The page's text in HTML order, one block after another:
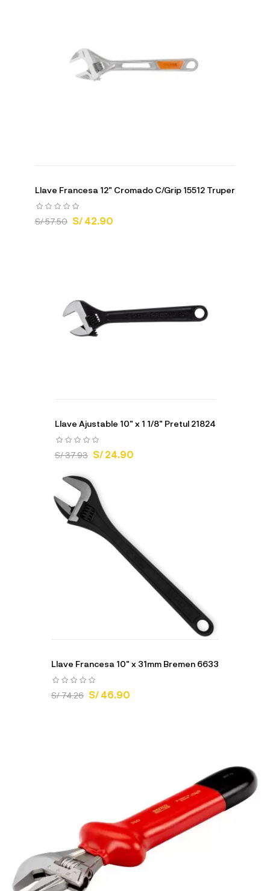
Llave Francesa 12" Cromado C/Grip 15512 Truper
S/ 57.50 S/ 42.90
Llave Ajustable 10" x 1 1/8" Pretul 21824
S/ 37.93 S/ 24.90
Llave Francesa 10" x 31mm Bremen 6633
S/ 74.26 S/ 46.90